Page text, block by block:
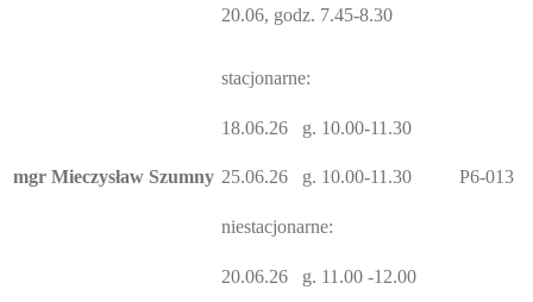
20.06, godz. 7.45-8.30
mgr Mieczysław Szumny
stacjonarne:
18.06.26 g. 10.00-11.30
25.06.26 g. 10.00-11.30
niestacjonarne:
20.06.26 g. 11.00 -12.00
P6-013